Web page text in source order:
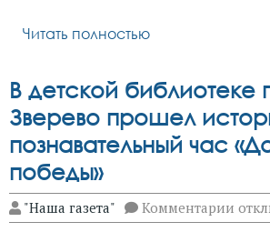
Читать полностью
В детской библиотеке
Зверево прошел
познавательный час
победы»
"Наша газета" Комментарии к